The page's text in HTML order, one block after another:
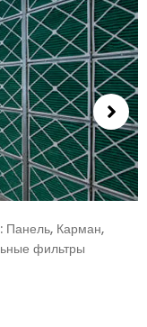
руководство по
Азии